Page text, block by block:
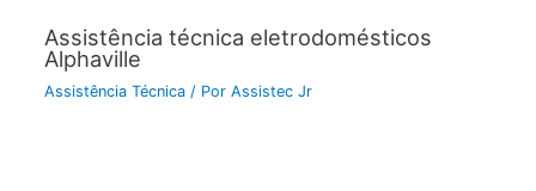
Assistência técnica eletrodomésticos
Alphaville
Assistência Técnica/ Por Assistec Jr